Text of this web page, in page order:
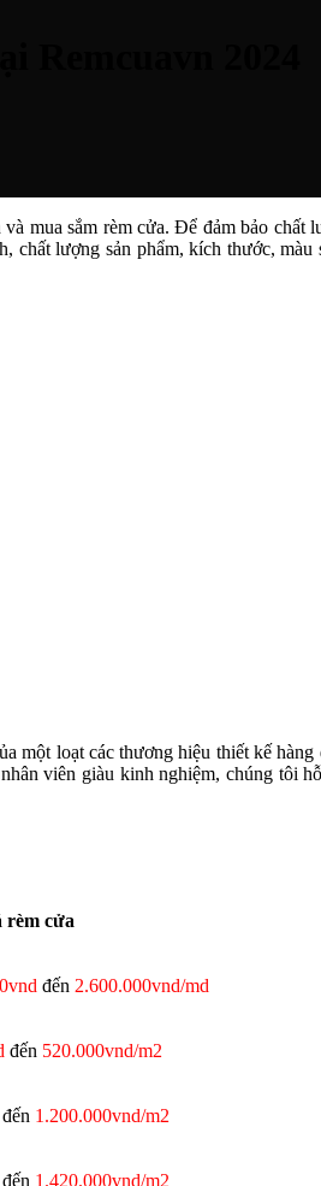
mua sắm rèm cửa. Để đảm bảo
chất lượng sản phẩm, kích thước,
một loạt các thương hiệu thiết kế
viên giàu kinh nghiệm, chúng
rèm cửa
đến 2.600.000vnd/md
đến 520.000vnd/m2
đến 1.200.000vnd/m2
đến 1.420.000vnd/m2